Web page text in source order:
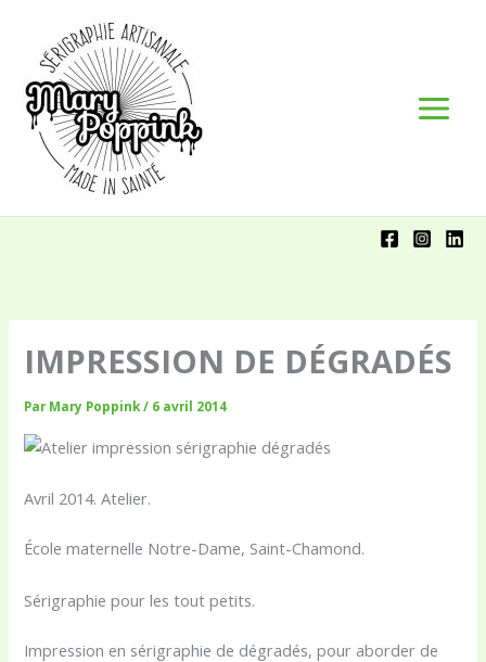
contenu
IMPRESSION DE DÉGRADÉS
ParMary Poppink/ 6 avril 2014
Avril 2014. Atelier.
École maternelle Notre-Dame, Saint-Chamond.
Sérigraphie pour les tout petits.
Impression en sérigraphie de dégradés, pour aborder de